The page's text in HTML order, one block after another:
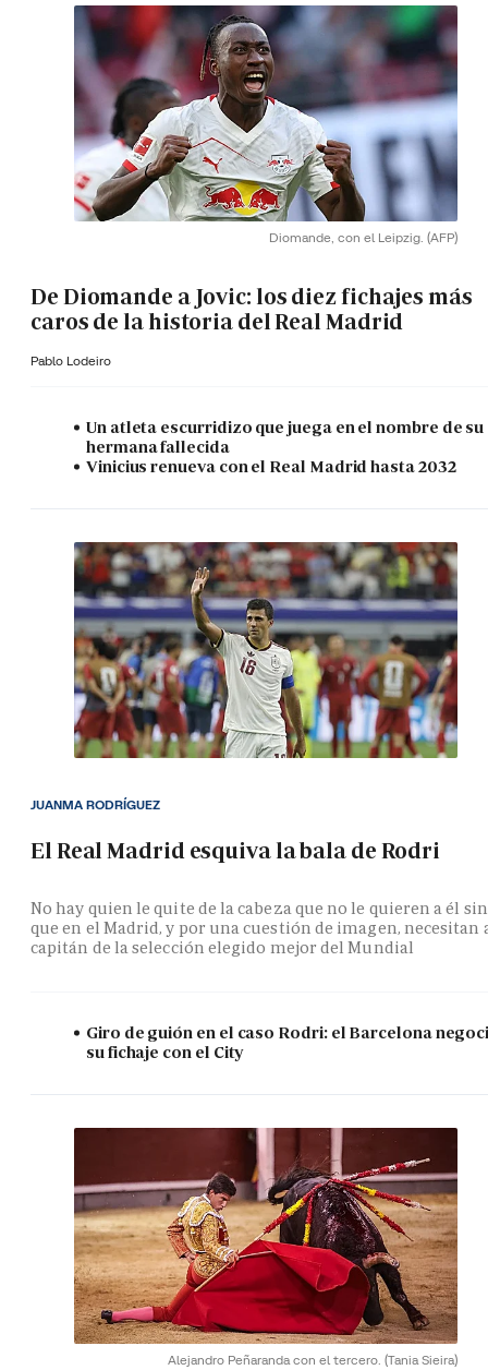
Diomande, con el Leipzig. (AFP)
De Diomande a Jovic: los diez fichajes más
caros de la historia del Real Madrid
Pablo Lodeiro
Un atleta escurridizo que juega en el nombre de su
hermana fallecida
Vinicius renueva con el Real Madrid hasta 2032
El Real Madrid esquiva la bala de Rodri
No hay quien le quite de la cabeza que no le quieren a él
que en el Madrid, y por una cuestión de imagen, necesitan
capitán de la selección elegido mejor del Mundial
JUANMA RODRÍGUEZ
Giro de guión en el caso Rodri: el Barcelona
su fichaje con el City
Alejandro Peñaranda con el tercero. (Tania Sieira)